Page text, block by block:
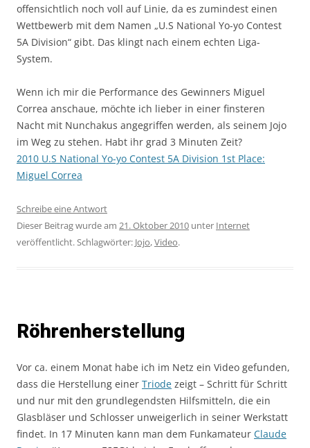
offensichtlich noch voll auf Linie, da es zumindest einen
Wettbewerb mit dem Namen „U.S National Yo-yo Contest
5A Division“ gibt. Das klingt nach einem echten Liga-
System.
Wenn ich mir die Performance des Gewinners Miguel
Correa anschaue, möchte ich lieber in einer finsteren
Nacht mit Nunchakus angegriffen werden, als seinem Jojo
im Weg zu stehen. Habt ihr grad 3 Minuten Zeit?
2010 U.S National Yo-yo Contest 5A Division 1st Place:
Miguel Correa
Schreibe eine Antwort
Dieser Beitrag wurde am 21. Oktober 2010 unter Internet
veröffentlicht. Schlagwörter: Jojo,Video.
Röhrenherstellung
Vor ca. einem Monat habe ich im Netz ein Video gefunden,
dass die Herstellung einer Triode zeigt – Schritt für Schritt
und nur mit den grundlegendsten Hilfsmitteln, die ein
Glasbläser und Schlosser unweigerlich in seiner Werkstatt
findet. In 17 Minuten kann man dem Funkamateur Claude